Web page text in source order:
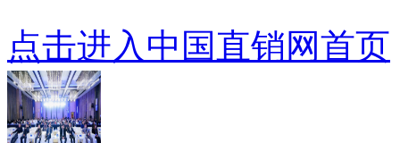
点击进入中国直销网首页